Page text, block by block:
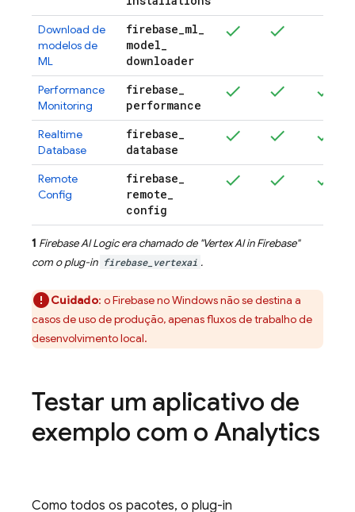
Download de
modelos de
ML
firebase_ml_
model_
downloader
Performance
Monitoring
firebase_
performance
Realtime
Database
firebase_
database
Remote
Config
firebase_
remote_
config
1 Firebase AI Logicera chamado de "Vertex AI in Firebase"
com o plug-in firebase_vertexai .
Cuidado: o Firebase no Windows não se destina a
casos de uso de produção, apenas fluxos de trabalho de
desenvolvimento local.
Testar um aplicativo de
exemplo com o Analytics
Como todos os pacotes, o plug-in